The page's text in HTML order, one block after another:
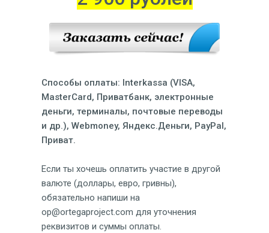
Способы оплаты: Interkassa (VISA,
MasterCard, Приватбанк, электронные
деньги, терминалы, почтовые переводы
и др.), Webmoney, Яндекс.Деньги, PayPal,
Приват.
Если ты хочешь оплатить участие в другой
валюте (доллары, евро, гривны),
обязательно напиши на
op@ortegaproject.com для уточнения
реквизитов и суммы оплаты.